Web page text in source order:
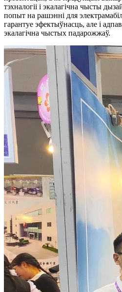
тэхналогіі і экалагічна чысты
попыт на рашэнні для
гарантуе эфектыўнасць, але і
экалагічна чыстых падарожжаў.